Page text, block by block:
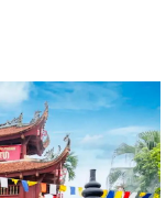
và mưa lũ sau bão
tịch Ủy ban nhân dân